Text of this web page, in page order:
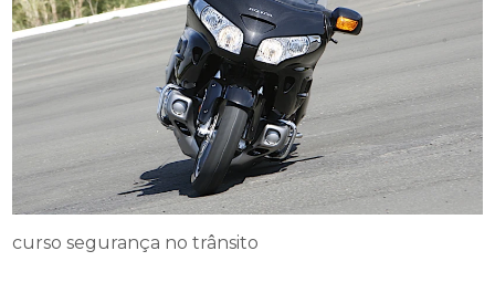
curso segurança no trânsito